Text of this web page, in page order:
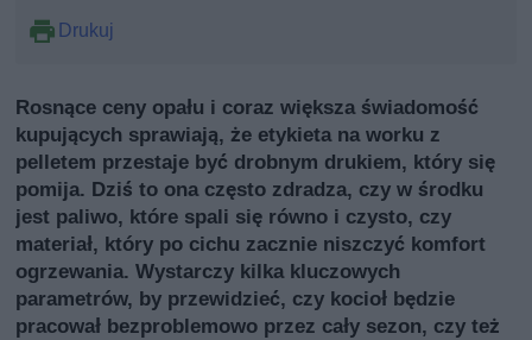
Drukuj
Rosnące ceny opału i coraz większa świadomość
kupujących sprawiają, że etykieta na worku z
pelletem przestaje być drobnym drukiem, który się
pomija. Dziś to ona często zdradza, czy w środku
jest paliwo, które spali się równo i czysto, czy
materiał, który po cichu zacznie niszczyć komfort
ogrzewania. Wystarczy kilka kluczowych
parametrów, by przewidzieć, czy kocioł będzie
pracował bezproblemowo przez cały sezon, czy też